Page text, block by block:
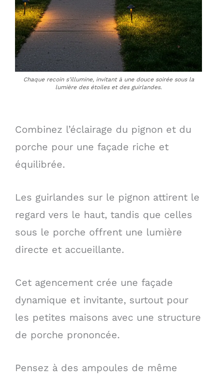
Chaque recoin s’illumine, invitant à une douce soirée sous la
lumière des étoiles et des guirlandes.
Combinez l’éclairage du pignon et du
porche pour une façade riche et
équilibrée.
Les guirlandes sur le pignon attirent le
regard vers le haut, tandis que celles
sous le porche offrent une lumière
directe et accueillante.
Cet agencement crée une façade
dynamique et invitante, surtout pour
les petites maisons avec une structure
de porche prononcée.
Pensez à des ampoules de même